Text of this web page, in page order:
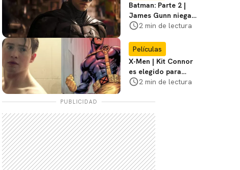
Batman: Parte 2 |
James Gunn niega
que se filme la parte
2 min de lectura
Películas
X-Men | Kit Connor
es elegido para
interpretar a
película
2 min de lectura
PUBLICIDAD